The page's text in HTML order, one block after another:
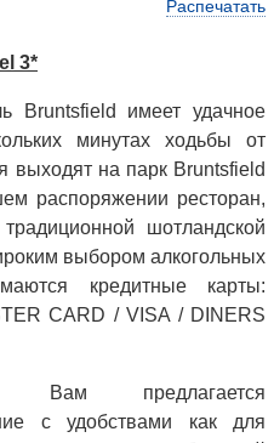
Распечатать
3*
Bruntsfield имеет удачное
минутах ходьбы от
выходят на парк Bruntsfield
распоряжении ресторан,
шотландской
выбором алкогольных
кредитные карты:
CARD / VISA / DINERS
Вам предлагается
с удобствами как для